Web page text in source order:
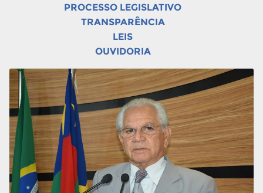
PROCESSO LEGISLATIVO
TRANSPARÊNCIA
LEIS
OUVIDORIA